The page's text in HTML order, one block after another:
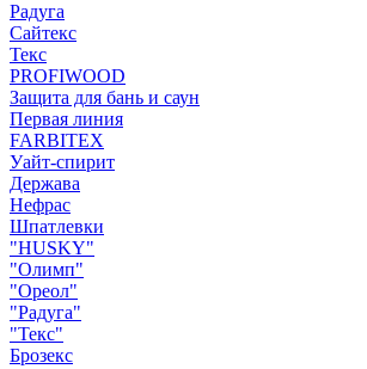
Радуга
Сайтекс
Текс
PROFIWOOD
Защита для бань и саун
Первая линия
FARBITEX
Уайт-спирит
Держава
Нефрас
Шпатлевки
"HUSKY"
"Олимп"
"Ореол"
"Радуга"
"Текс"
Брозекс